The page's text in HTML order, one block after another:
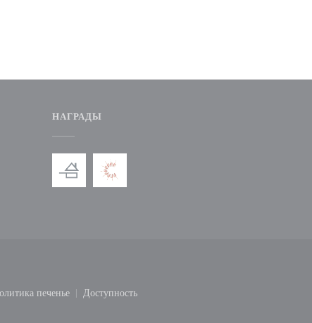
окне))
в новом окне))
НАГРАДЫ
печенье
((открывается в новом окне))
Доступность
((открывается в новом окне))